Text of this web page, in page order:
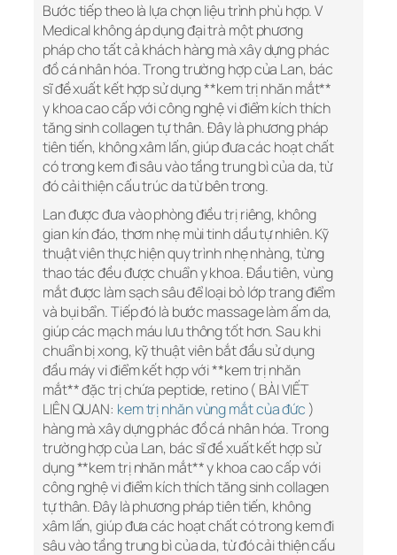
Bước tiếp theo là lựa chọn liệu trình phù hợp. V
Medical không áp dụng đại trà một phương
pháp cho tất cả khách hàng mà xây dựng phác
đồ cá nhân hóa. Trong trường hợp của Lan, bác
sĩ đề xuất kết hợp sử dụng **kem trị nhăn mắt**
y khoa cao cấp với công nghệ vi điểm kích thích
tăng sinh collagen tự thân. Đây là phương pháp
tiên tiến, không xâm lấn, giúp đưa các hoạt chất
có trong kem đi sâu vào tầng trung bì của da, từ
đó cải thiện cấu trúc da từ bên trong.
Lan được đưa vào phòng điều trị riêng, không
gian kín đáo, thơm nhẹ mùi tinh dầu tự nhiên. Kỹ
thuật viên thực hiện quy trình nhẹ nhàng, từng
thao tác đều được chuẩn y khoa. Đầu tiên, vùng
mắt được làm sạch sâu để loại bỏ lớp trang điểm
và bụi bẩn. Tiếp đó là bước massage làm ấm da,
giúp các mạch máu lưu thông tốt hơn. Sau khi
chuẩn bị xong, kỹ thuật viên bắt đầu sử dụng
đầu máy vi điểm kết hợp với **kem trị nhăn
mắt** đặc trị chứa peptide, retino ( BÀI VIẾT
LIÊN QUAN: kem trị nhăn vùng mắt của đức )
hàng mà xây dựng phác đồ cá nhân hóa. Trong
trường hợp của Lan, bác sĩ đề xuất kết hợp sử
dụng **kem trị nhăn mắt** y khoa cao cấp với
công nghệ vi điểm kích thích tăng sinh collagen
tự thân. Đây là phương pháp tiên tiến, không
xâm lấn, giúp đưa các hoạt chất có trong kem đi
sâu vào tầng trung bì của da, từ đó cải thiện cấu